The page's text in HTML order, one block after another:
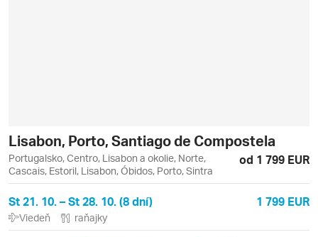
Lisabon, Porto, Santiago de Compostela
Portugalsko, Centro, Lisabon a okolie, Norte,
Cascais, Estoril, Lisabon, Óbidos, Porto, Sintra
od 1 799 EUR
St 21. 10. – St 28. 10. (8 dní) 1 799 EUR
Viedeň raňajky